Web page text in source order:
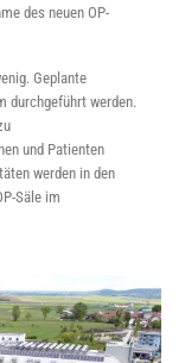
des neuen OP-
Geplante
durchgeführt werden.
und Patienten
werden in den
Säle im